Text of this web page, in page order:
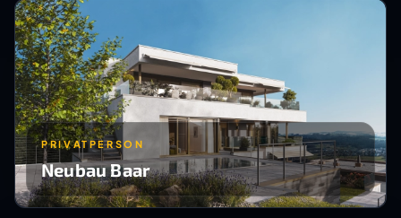
PRIVATPERSON
Neubau Baar